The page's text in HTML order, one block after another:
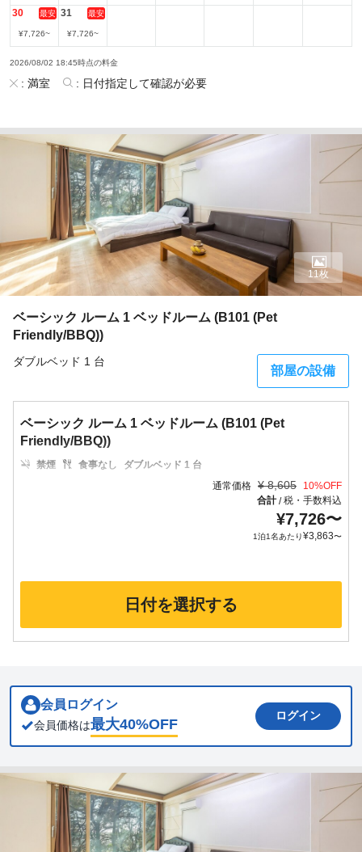
30 最安
¥7,726~
31 最安
¥7,726~
2026/08/02 18:45時点の料金
: 満室 : 日付指定して確認が必要
ベーシック ルーム 1 ベッドルーム (B101 (Pet
Friendly/BBQ))
ダブルベッド 1 台
部屋の設備
11枚
ベーシック ルーム 1 ベッドルーム (B101 (Pet
Friendly/BBQ))
禁煙 食事なし
ダブルベッド 1 台
通常価格 ¥ 8,605 10%OFF
合計/税・手数料込
¥7,726〜
1泊1名あたり¥3,863〜
日付を選択する
会員ログイン
会員価格は最大40%OFF
ログイン